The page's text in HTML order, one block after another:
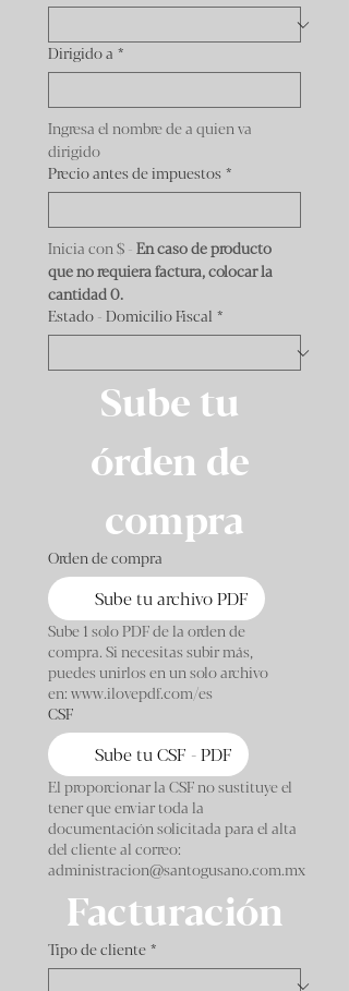
Dirigido a *
Ingresa el nombre de a quien va
dirigido
Precio antes de impuestos *
Inicia con $ - En caso de producto
que no requiera factura, colocar la
cantidad 0.
Estado - Domicilio Fiscal *
Sube tu
órden de
compra
Orden de compra
Sube tu archivo PDF
Sube 1 solo PDF de la orden de
compra. Si necesitas subir más,
puedes unirlos en un solo archivo
en: www.ilovepdf.com/es
CSF
Sube tu CSF - PDF
El proporcionar la CSF no sustituye el
tener que enviar toda la
documentación solicitada para el alta
del cliente al correo:
administracion@santogusano.com.mx
Facturación
Tipo de cliente *